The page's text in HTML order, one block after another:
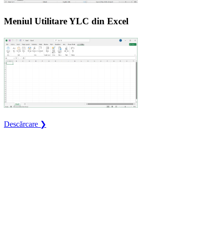
Meniul Utilitare YLC din Excel
Descărcare ❯